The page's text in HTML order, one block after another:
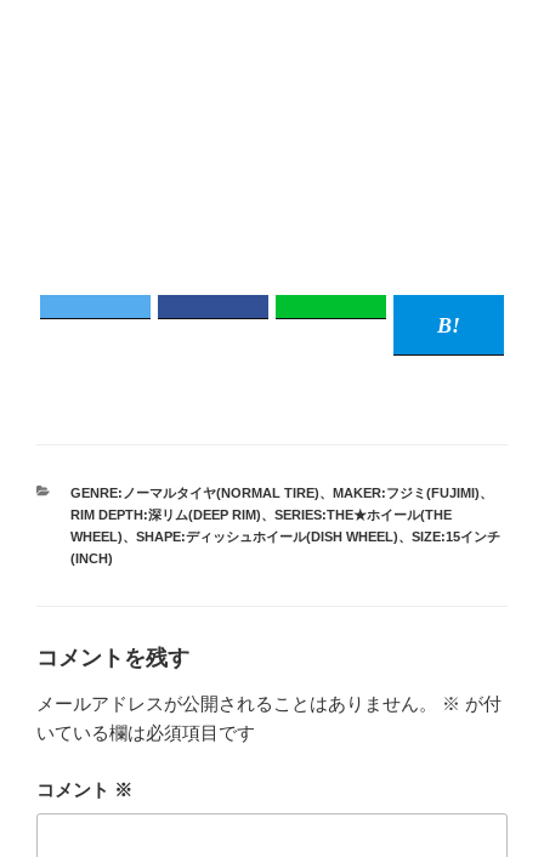
カ
テ
ゴ
リ
GENRE:ノーマルタイヤ(NORMAL TIRE)、 MAKER:フジミ(FUJIMI)、
RIM DEPTH:深リム(DEEP RIM)、 SERIES:THE★ホイール(THE
WHEEL)、 SHAPE:ディッシュホイール(DISH WHEEL)、 SIZE:15インチ
(INCH)
コメントを残す
メールアドレスが公開されることはありません。 ※ が付
いている欄は必須項目です
コメント ※